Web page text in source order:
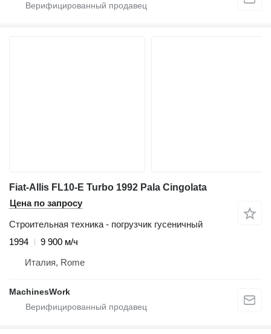
Fiat-Allis FL10-E Turbo 1992 Pala Cingolata
Цена по запросу
Строительная техника - погрузчик гусеничный
1994
9 900 м/ч
Италия, Rome
MachinesWork